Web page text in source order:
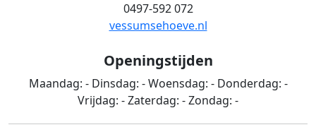
0497-592 072
vessumsehoeve.nl
Openingstijden
Maandag: - Dinsdag: -Woensdag: - Donderdag: -
Vrijdag: -Zaterdag: -Zondag: -